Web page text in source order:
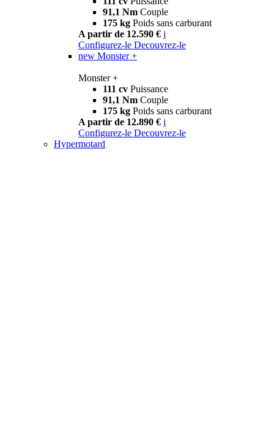
91,1 Nm Couple
175 kg Poids sans carburant
A partir de 12.590 € i
Configurez-le Decouvrez-le
new Monster +
Monster +
111 cv Puissance
91,1 Nm Couple
175 kg Poids sans carburant
A partir de 12.890 € i
Configurez-le Decouvrez-le
Hypermotard